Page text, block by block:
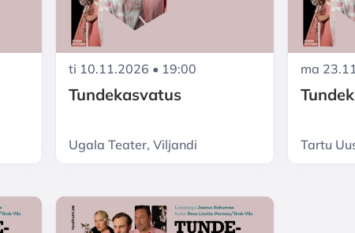
ti 10.11.2026 • 19:00
Tundekasvatus
Ugala Teater, Viljandi
ma
Tartu